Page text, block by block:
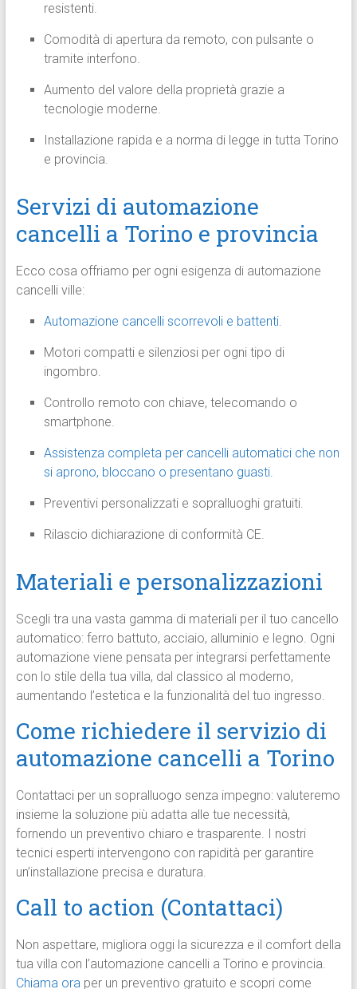
resistenti.
Comodità di apertura da remoto, con pulsante o
tramite interfono.
Aumento del valore della proprietà grazie a
tecnologie moderne.
Installazione rapida e a norma di legge in tutta Torino
e provincia.
Servizi di automazione
cancelli a Torino e provincia
Ecco cosa offriamo per ogni esigenza di automazione
cancelli ville:
Automazione cancelli scorrevoli e battenti.
Motori compatti e silenziosi per ogni tipo di
ingombro.
Controllo remoto con chiave, telecomando o
smartphone.
Assistenza completa per cancelli automatici che non
si aprono, bloccano o presentano guasti.
Preventivi personalizzati e sopralluoghi gratuiti.
Rilascio dichiarazione di conformità CE.
Materiali e personalizzazioni
Scegli tra una vasta gamma di materiali per il tuo cancello
automatico: ferro battuto, acciaio, alluminio e legno. Ogni
automazione viene pensata per integrarsi perfettamente
con lo stile della tua villa, dal classico al moderno,
aumentando l’estetica e la funzionalità del tuo ingresso.
Come richiedere il servizio di
automazione cancelli a Torino
Contattaci per un sopralluogo senza impegno: valuteremo
insieme la soluzione più adatta alle tue necessità,
fornendo un preventivo chiaro e trasparente. I nostri
tecnici esperti intervengono con rapidità per garantire
un’installazione precisa e duratura.
Call to action (Contattaci)
Non aspettare, migliora oggi la sicurezza e il comfort della
tua villa con l’automazione cancelli a Torino e provincia.
Chiama oraper un preventivo gratuito e scopri come